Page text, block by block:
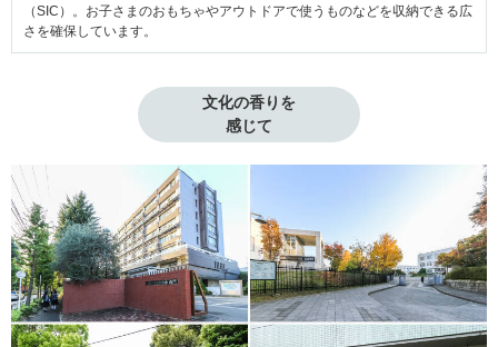
（SIC）。お子さまのおもちゃやアウトドアで使うものなどを収納できる広
さを確保しています。
文化の香りを
感じて